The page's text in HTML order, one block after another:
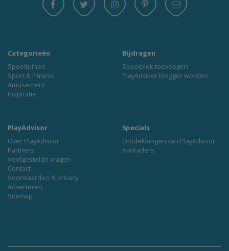
Categorieën
Speeltuinen
Sport & Fitness
Amusement
Inspiratie
Bijdragen
Speelplek toevoegen
PlayAdvisor blogger worden
PlayAdvisor
Over PlayAdvisor
Partners
Veelgestelde vragen
Contact
Voorwaarden & privacy
Adverteren
Sitemap
Specials
Ontdekkingen van PlayAdvisor
Aanraders